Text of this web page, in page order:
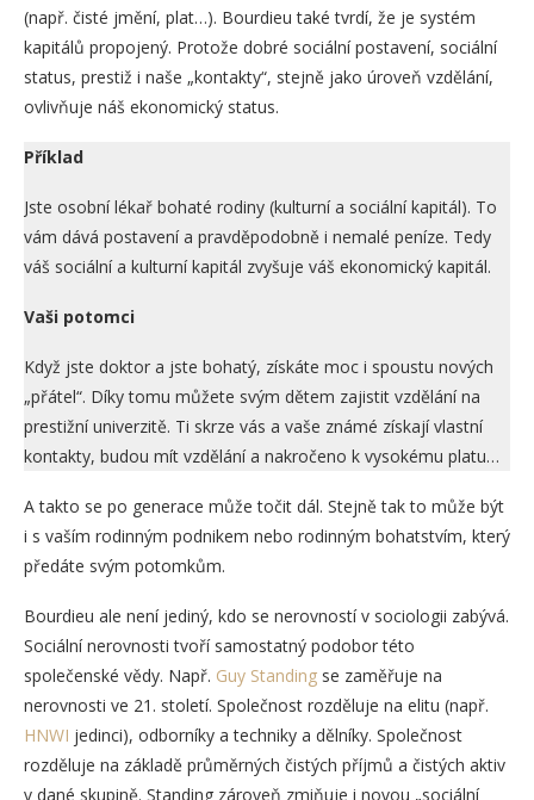
(např. čisté jmění, plat…). Bourdieu také tvrdí, že je systém
kapitálů propojený. Protože dobré sociální postavení, sociální
status, prestiž i naše „kontakty“, stejně jako úroveň vzdělání,
ovlivňuje náš ekonomický status.
Příklad
Jste osobní lékař bohaté rodiny (kulturní a sociální kapitál). To
vám dává postavení a pravděpodobně i nemalé peníze. Tedy
váš sociální a kulturní kapitál zvyšuje váš ekonomický kapitál.
Vaši potomci
Když jste doktor a jste bohatý, získáte moc i spoustu nových
„přátel“. Díky tomu můžete svým dětem zajistit vzdělání na
prestižní univerzitě. Ti skrze vás a vaše známé získají vlastní
kontakty, budou mít vzdělání a nakročeno k vysokému platu…
A takto se po generace může točit dál. Stejně tak to může být
i s vaším rodinným podnikem nebo rodinným bohatstvím, který
předáte svým potomkům.
Bourdieu ale není jediný, kdo se nerovností v sociologii zabývá.
Sociální nerovnosti tvoří samostatný podobor této
společenské vědy. Např. Guy Standing se zaměřuje na
nerovnosti ve 21. století. Společnost rozděluje na elitu (např.
HNWI jedinci), odborníky a techniky a dělníky. Společnost
rozděluje na základě průměrných čistých příjmů a čistých aktiv
v dané skupině. Standing zároveň zmiňuje i novou „sociální